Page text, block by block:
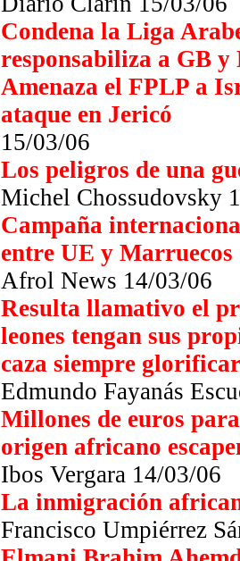
Condena la Liga
responsabiliza a GB y
Amenaza el FPLP a
ataque en Jericó
15/03/06
Los peligros de una
Michel Chossudovsky
Campaña
entre UE y Marruecos
Afrol News 14/03/06
Resulta llamativo el
leones tengan sus
caza siempre
Edmundo Fayanás
Millones de euros
origen africano
Ibos Vergara 14/03/06
La inmigración
Francisco Umpiérrez